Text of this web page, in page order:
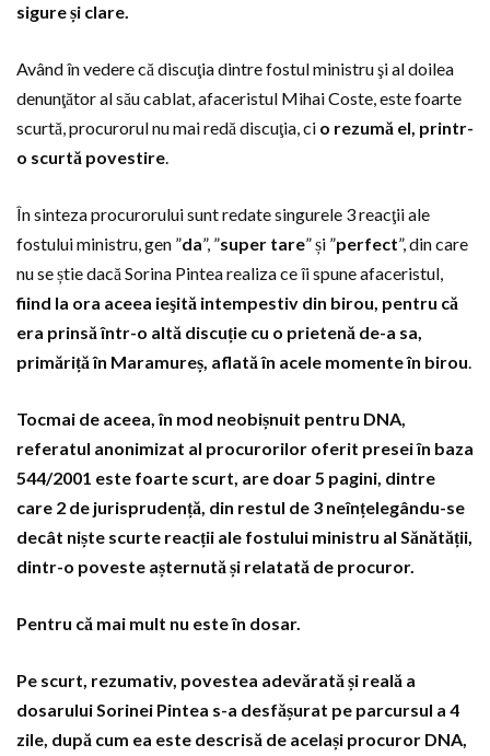
sigure și clare.
Având în vedere că discuţia dintre fostul ministru şi al doilea
denunţător al său cablat, afaceristul Mihai Coste, este foarte
scurtă, procurorul nu mai redă discuţia, ci o rezumă el, printr-
o scurtă povestire.
În sinteza procurorului sunt redate singurele 3 reacţii ale
fostului ministru, gen ”da”, ”super tare” și ”perfect”, din care
nu se știe dacă Sorina Pintea realiza ce îi spune afaceristul,
fiind la ora aceea ieşită intempestiv din birou, pentru că
era prinsă într-o altă discuție cu o prietenă de-a sa,
primăriță în Maramureș, aflată în acele momente în birou.
Tocmai de aceea, în mod neobișnuit pentru DNA,
referatul anonimizat al procurorilor oferit presei în baza
544/2001 este foarte scurt, are doar 5 pagini, dintre
care 2 de jurisprudență, din restul de 3 neînțelegându-se
decât niște scurte reacții ale fostului ministru al Sănătății,
dintr-o poveste așternută și relatată de procuror.
Pentru că mai mult nu este în dosar.
Pe scurt, rezumativ, povestea adevărată și reală a
dosarului Sorinei Pintea s-a desfășurat pe parcursul a 4
zile, după cum ea este descrisă de același procuror DNA,